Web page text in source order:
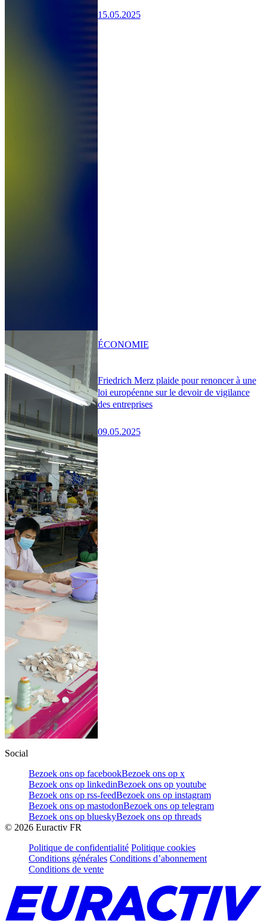
15.05.2025
Friedrich Merz plaide pour renoncer à une
loi européenne sur le devoir de vigilance
des entreprises
09.05.2025
ÉCONOMIE
Social
Bezoek ons op facebookBezoek ons op x
Bezoek ons op linkedinBezoek ons op youtube
Bezoek ons op rss-feedBezoek ons op instagram
Bezoek ons op mastodonBezoek ons op telegram
Bezoek ons op blueskyBezoek ons op threads
© 2026 Euractiv FR
Politique de confidentialité Politique cookies
Conditions générales Conditions d’abonnement
Conditions de vente